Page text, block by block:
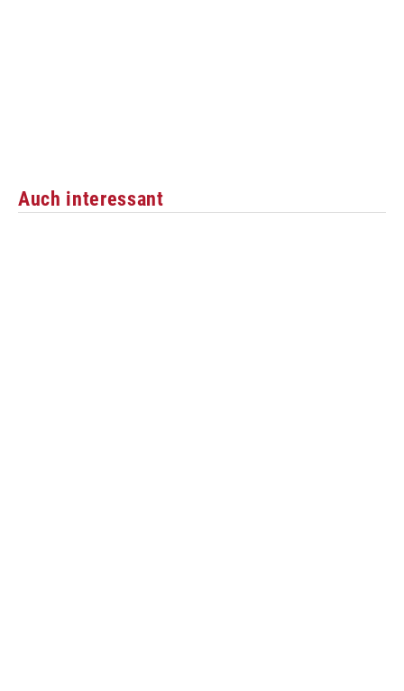
Auch interessant